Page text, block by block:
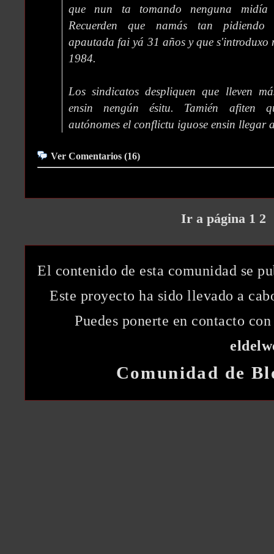
que nun ta tomando nenguna
Recuerden que namás tan pidiendo
apautada fai yá 31 años y que s'introduxo
1984.
Los sindicatos despliquen que lleven
ensin nengún ésitu. Tamién afiten
autónomes el conflictu iguose ensin llegar
Ver Comentarios (16)
Ir a página 1 2
El contenido de esta comunidad se
Este proyecto ha sido llevado a
Puedes ponerte en contacto
Comunidad de